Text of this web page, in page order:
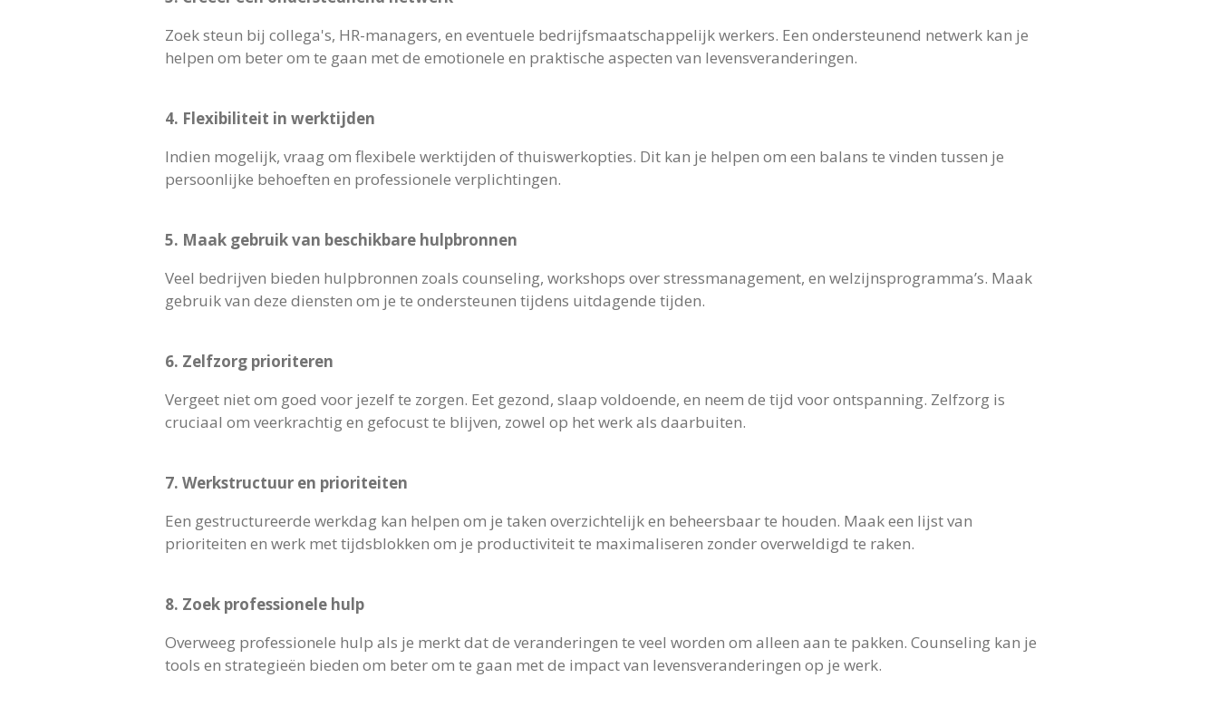
Zoek steun bij collega's, HR-managers, en eventuele bedrijfsmaatschappelijk werkers. Een ondersteunend netwerk kan je
helpen om beter om te gaan met de emotionele en praktische aspecten van levensveranderingen.
4. Flexibiliteit in werktijden
Indien mogelijk, vraag om flexibele werktijden of thuiswerkopties. Dit kan je helpen om een balans te vinden tussen je
persoonlijke behoeften en professionele verplichtingen.
5. Maak gebruik van beschikbare hulpbronnen
Veel bedrijven bieden hulpbronnen zoals counseling, workshops over stressmanagement, en welzijnsprogramma’s. Maak
gebruik van deze diensten om je te ondersteunen tijdens uitdagende tijden.
6. Zelfzorg prioriteren
Vergeet niet om goed voor jezelf te zorgen. Eet gezond, slaap voldoende, en neem de tijd voor ontspanning. Zelfzorg is
cruciaal om veerkrachtig en gefocust te blijven, zowel op het werk als daarbuiten.
7. Werkstructuur en prioriteiten
Een gestructureerde werkdag kan helpen om je taken overzichtelijk en beheersbaar te houden. Maak een lijst van
prioriteiten en werk met tijdsblokken om je productiviteit te maximaliseren zonder overweldigd te raken.
8. Zoek professionele hulp
Overweeg professionele hulp als je merkt dat de veranderingen te veel worden om alleen aan te pakken. Counseling kan je
tools en strategieën bieden om beter om te gaan met de impact van levensveranderingen op je werk.